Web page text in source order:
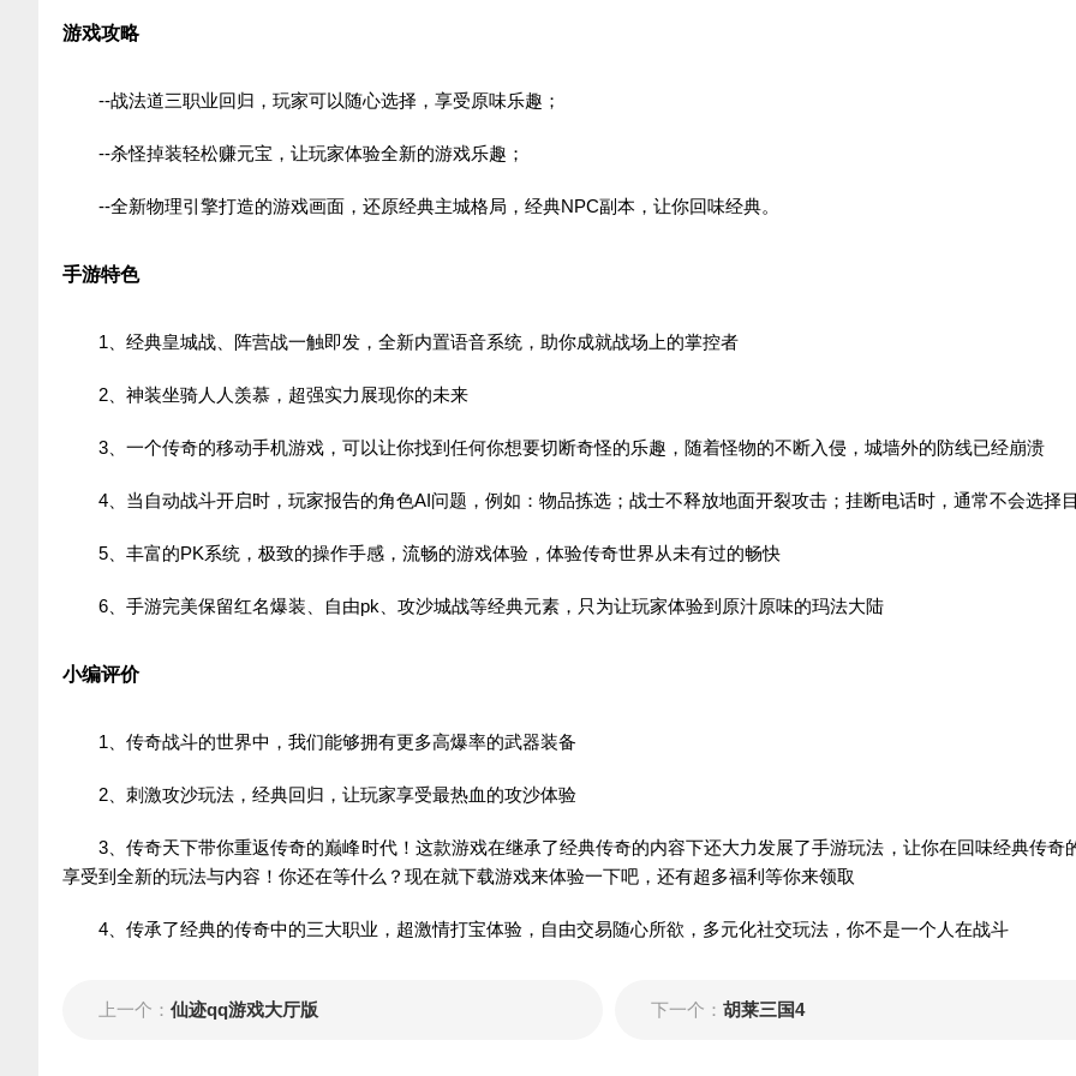
游戏攻略
--战法道三职业回归，玩家可以随心选择，享受原味乐趣；
--杀怪掉装轻松赚元宝，让玩家体验全新的游戏乐趣；
--全新物理引擎打造的游戏画面，还原经典主城格局，经典NPC副本，让你回味经典。
手游特色
1、经典皇城战、阵营战一触即发，全新内置语音系统，助你成就战场上的掌控者
2、神装坐骑人人羡慕，超强实力展现你的未来
3、一个传奇的移动手机游戏，可以让你找到任何你想要切断奇怪的乐趣，随着怪物的不断入侵，城墙外的防线已经崩溃
4、当自动战斗开启时，玩家报告的角色AI问题，例如：物品拣选；战士不释放地面开裂攻击；挂断电话时，通常不会选择
5、丰富的PK系统，极致的操作手感，流畅的游戏体验，体验传奇世界从未有过的畅快
6、手游完美保留红名爆装、自由pk、攻沙城战等经典元素，只为让玩家体验到原汁原味的玛法大陆
小编评价
1、传奇战斗的世界中，我们能够拥有更多高爆率的武器装备
2、刺激攻沙玩法，经典回归，让玩家享受最热血的攻沙体验
3、传奇天下带你重返传奇的巅峰时代！这款游戏在继承了经典传奇的内容下还大力发展了手游玩法，让你在回味经典传奇
享受到全新的玩法与内容！你还在等什么？现在就下载游戏来体验一下吧，还有超多福利等你来领取
4、传承了经典的传奇中的三大职业，超激情打宝体验，自由交易随心所欲，多元化社交玩法，你不是一个人在战斗
上一个： 仙迹qq游戏大厅版 下一个： 胡莱三国4